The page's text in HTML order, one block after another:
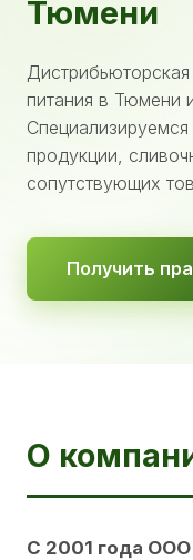
Тюмени
питания в Тюмени
продукции,
сопутствующих
Получить
О
С 2001 года